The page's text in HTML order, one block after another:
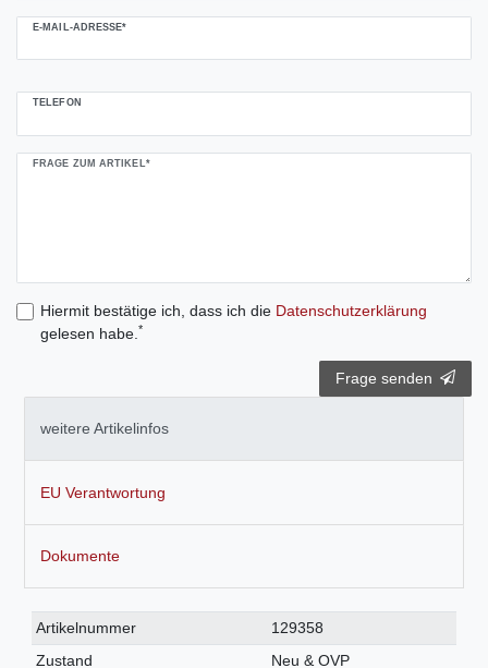
E-MAIL-ADRESSE*
TELEFON
FRAGE ZUM ARTIKEL*
Hiermit bestätige ich, dass ich die Daten­schutz­erklärung
gelesen habe. *
Frage senden
weitere Artikelinfos
EU Verantwortung
Dokumente
Technisches
Merkmal
Wert
Artikelnummer
129358
Zustand
Neu & OVP